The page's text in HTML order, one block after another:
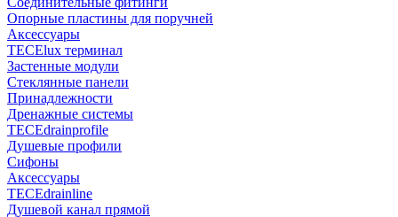
Опорные пластины для поручней
Аксессуары
TECElux терминал
Застенные модули
Стеклянные панели
Принадлежности
Дренажные системы
TECEdrainprofile
Душевые профили
Сифоны
Аксессуары
TECEdrainline
Душевой канал прямой